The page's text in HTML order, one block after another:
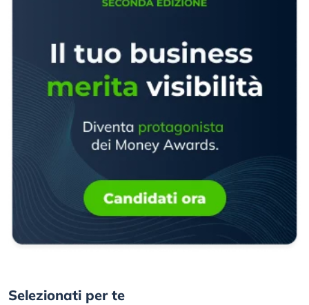
Selezionati per te